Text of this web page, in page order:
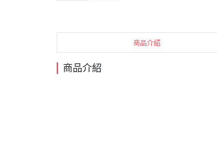
商品介紹
商品介紹